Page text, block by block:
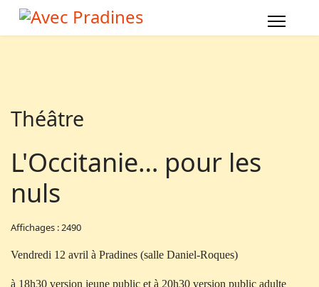
Théâtre
L'Occitanie… pour les
nuls
Affichages : 2490
Vendredi 12 avril à Pradines (salle Daniel-Roques)
à 18h30 version jeune public et à 20h30 version public adulte